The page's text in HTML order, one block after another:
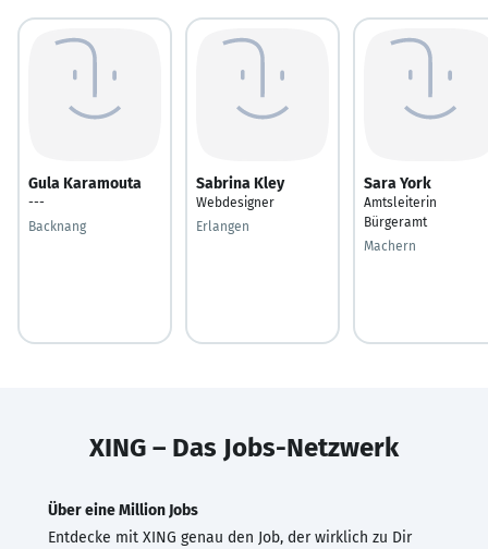
Gula Karamouta
---
Backnang
Sabrina Kley
Webdesigner
Erlangen
Sara York
Amtsleiterin
Bürgeramt
Machern
XING – Das Jobs-Netzwerk
Über eine Million Jobs
Entdecke mit XING genau den Job, der wirklich zu Dir